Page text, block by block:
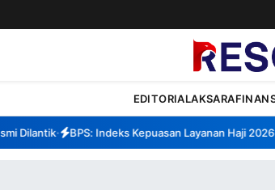
EDITORIALAKSARA
• BPS: Indeks Kepuasan Layanan Haji 2026